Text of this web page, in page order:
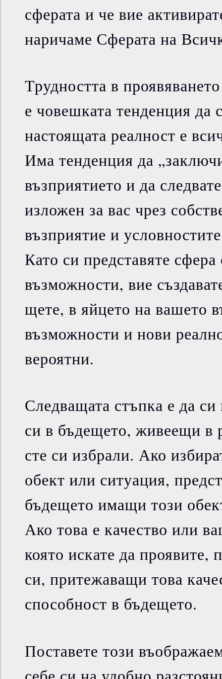
сферата и че вие
наричаме Сферата на
Трудността в
е човешката тенденция да
настоящата реалност е
Има тенденция да
възприятието и да
изложен за вас чрез
възприятие и
Като си представяте
възможности, вие
щете, в яйцето на вашето
възможности и нови
вероятни.
Следващата стъпка е да си
си в бъдещето, живеещи в
сте си избрали. Ако
обект или ситуация,
бъдещето имащи този
Ако това е качество или
която искате да проявите,
си, притежаващи това
способност в бъдещето.
Поставете този